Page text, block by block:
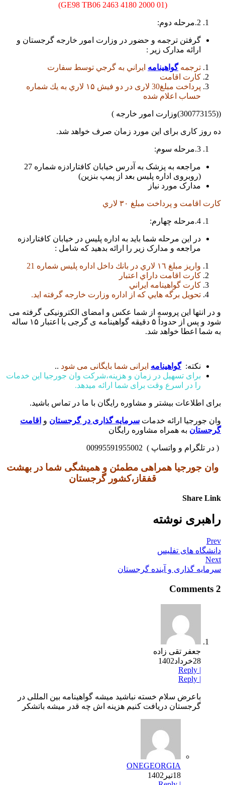
(GE98 TB06 2463 4180 2000 01)
2.مرحله دوم:
گرفتن ترجمه و حضور در وزارت امور خارجه گرجستان و
ارائه مدارک زیر :
ترجمهگواهينامه ايراني به گرجي توسط سفارت
كارت اقامت
پرداخت مبلغ30 لاری در دو فیش ۱۵ لاري به يك شماره
حساب اعلام شده
((300773155)وزارت امور خارجه )
ده روز کاری برای این مورد زمان صرف خواهد شد.
3.مرحله سوم:
مراجعه به پزشک به آدرس خيابان كافتارادزه شماره 27
(روبروی اداره پلیس بعد از پمپ بنزین)
مدارک مورد نیاز
كارت اقامت و پرداخت مبلغ ٣٠ لاري
4.مرحله چهارم:
در این مرحله شما باید به اداره پلیس در خیابان كافتارادزه
مراجعه و مدارک زیر را ارائه بدهید که شامل :
واريز مبلغ ١٦ لاري در بانك داخل اداره پليس شماره 21
كارت اقامت داراي اعتبار
كارت گواهينامه ايراني
تحویل برگه هايي كه از اداره وزارت خارجه گرفته ايد.
و در انتها این پروسه از شما عکس و امضای الکترونیکی گرفته می
شود و پس از حدوداً ۵ دقیقه گواهینامه ی گرجی با اعتبار ۱۵ ساله
به شما اعطا خواهد شد.
نکته:گواهینامه ایرانی شما بایگانی می شود ..
برای تسهیل در زمان و هزینه،شرکت وان جورجیا این خدمات
را در اسرع وقت برای شما ارائه میدهد.
برای اطلاعات بیشتر و مشاوره رایگان با ما در تماس باشید.
وان جورجیا ارائه خدمات سرمایه گذاری در گرجستان و اقامت
گرجستان به همراه مشاوره رایگان
( در تلگرام و واتساپ ) 00995591955002
وان جورجیا همراهی مطمئن و همیشگی شما در بهشت
قفقاز،کشور گرجستان
Share Link
راهبری نوشته
Prev
دانشگاه های تفلیس
Next
سرمایه گذاری و آینده گرجستان
2 Comments
جعفر تقی زاده
28خرداد1402
|
|
باعرض سلام خسته نباشید میشه گواهینامه بین المللی در
گرجستان دریافت کنیم هزینه اش چه قدر میشه باتشکر
ONEGEORGIA
18تیر1402